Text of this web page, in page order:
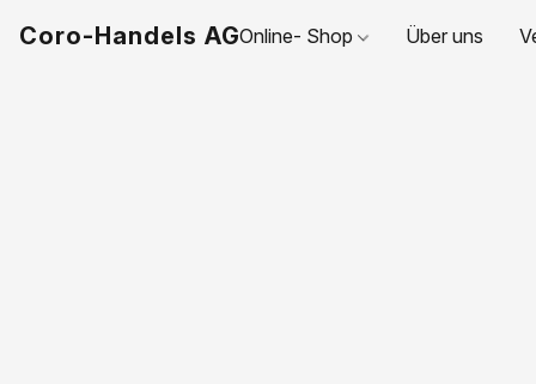
Coro-Handels AGOnline- Shop Über uns